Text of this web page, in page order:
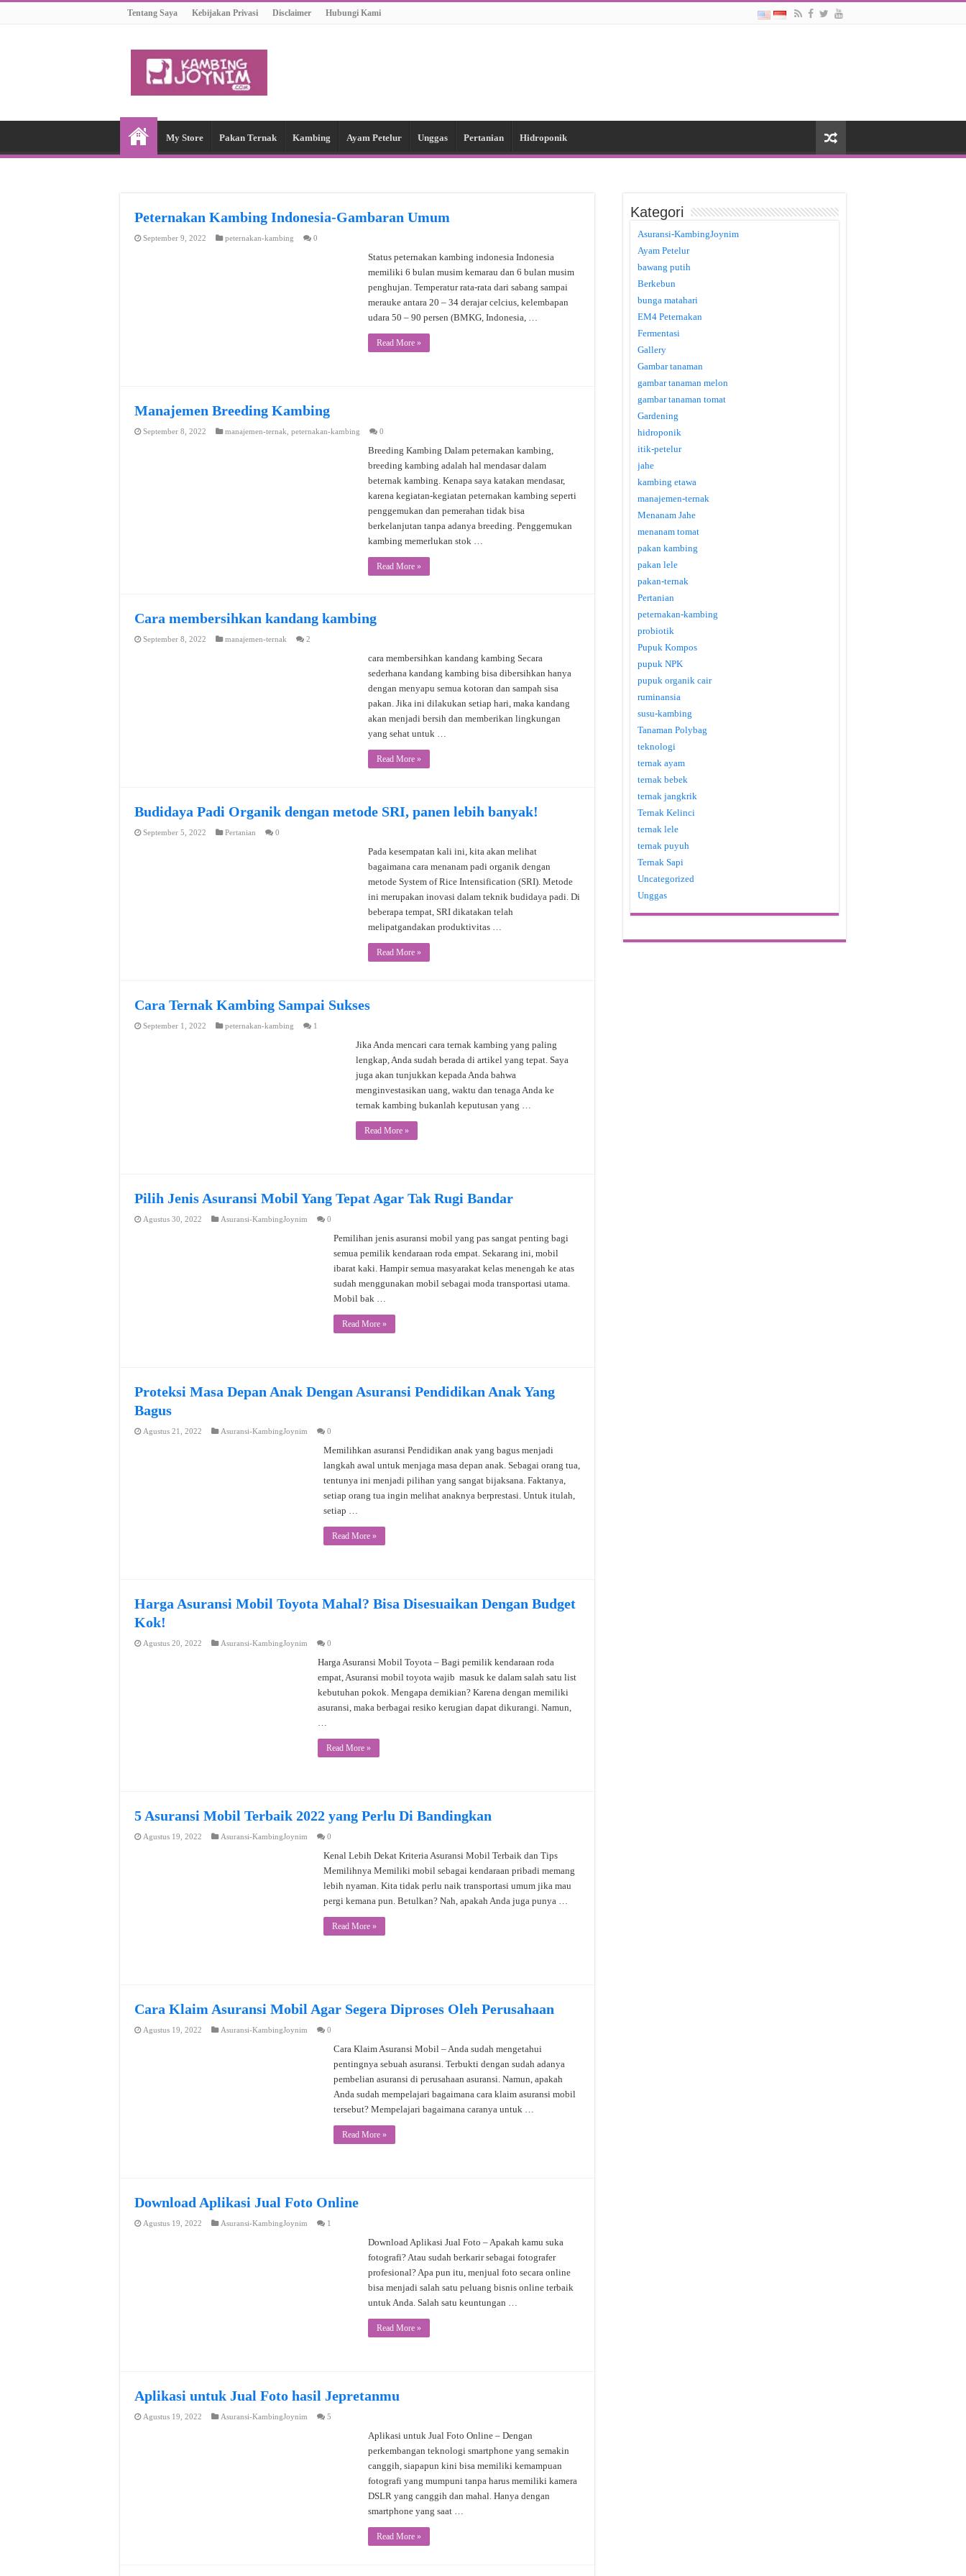
Tentang Saya Kebijakan Privasi Disclaimer Hubungi Kami
My Store Pakan Ternak Kambing Ayam Petelur Unggas Pertanian Hidroponik
Peternakan Kambing Indonesia-Gambaran Umum
September 9, 2022 peternakan-kambing 0
Status peternakan kambing indonesia Indonesia
memiliki 6 bulan musim kemarau dan 6 bulan musim
penghujan. Temperatur rata-rata dari sabang sampai
merauke antara 20 – 34 derajar celcius, kelembapan
udara 50 – 90 persen (BMKG, Indonesia, …
Read More »
Manajemen Breeding Kambing
September 8, 2022 manajemen-ternak peternakan-kambing 0
Breeding Kambing Dalam peternakan kambing,
breeding kambing adalah hal mendasar dalam
beternak kambing. Kenapa saya katakan mendasar,
karena kegiatan-kegiatan peternakan kambing seperti
penggemukan dan pemerahan tidak bisa
berkelanjutan tanpa adanya breeding. Penggemukan
kambing memerlukan stok …
Read More »
Cara membersihkan kandang kambing
September 8, 2022 manajemen-ternak 2
cara membersihkan kandang kambing Secara
sederhana kandang kambing bisa dibersihkan hanya
dengan menyapu semua kotoran dan sampah sisa
pakan. Jika ini dilakukan setiap hari, maka kandang
akan menjadi bersih dan memberikan lingkungan
yang sehat untuk …
Read More »
Budidaya Padi Organik dengan metode SRI, panen lebih banyak!
September 5, 2022 Pertanian 0
Pada kesempatan kali ini, kita akan melihat
bagaimana cara menanam padi organik dengan
metode System of Rice Intensification (SRI). Metode
ini merupakan inovasi dalam teknik budidaya padi. Di
beberapa tempat, SRI dikatakan telah
melipatgandakan produktivitas …
Read More »
Cara Ternak Kambing Sampai Sukses
September 1, 2022 peternakan-kambing 1
Jika Anda mencari cara ternak kambing yang paling
lengkap, Anda sudah berada di artikel yang tepat. Saya
juga akan tunjukkan kepada Anda bahwa
menginvestasikan uang, waktu dan tenaga Anda ke
ternak kambing bukanlah keputusan yang …
Read More »
Pilih Jenis Asuransi Mobil Yang Tepat Agar Tak Rugi Bandar
Agustus 30, 2022 Asuransi-KambingJoynim 0
Pemilihan jenis asuransi mobil yang pas sangat penting bagi
semua pemilik kendaraan roda empat. Sekarang ini, mobil
ibarat kaki. Hampir semua masyarakat kelas menengah ke atas
sudah menggunakan mobil sebagai moda transportasi utama.
Mobil bak …
Read More »
Proteksi Masa Depan Anak Dengan Asuransi Pendidikan Anak Yang
Bagus
Agustus 21, 2022 Asuransi-KambingJoynim 0
Memilihkan asuransi Pendidikan anak yang bagus menjadi
langkah awal untuk menjaga masa depan anak. Sebagai orang tua,
tentunya ini menjadi pilihan yang sangat bijaksana. Faktanya,
setiap orang tua ingin melihat anaknya berprestasi. Untuk itulah,
setiap …
Read More »
Harga Asuransi Mobil Toyota Mahal? Bisa Disesuaikan Dengan Budget
Kok!
Agustus 20, 2022 Asuransi-KambingJoynim 0
Harga Asuransi Mobil Toyota – Bagi pemilik kendaraan roda
empat, Asuransi mobil toyota wajib masuk ke dalam salah satu list
kebutuhan pokok. Mengapa demikian? Karena dengan memiliki
asuransi, maka berbagai resiko kerugian dapat dikurangi. Namun,
…
Read More »
5 Asuransi Mobil Terbaik 2022 yang Perlu Di Bandingkan
Agustus 19, 2022 Asuransi-KambingJoynim 0
Kenal Lebih Dekat Kriteria Asuransi Mobil Terbaik dan Tips
Memilihnya Memiliki mobil sebagai kendaraan pribadi memang
lebih nyaman. Kita tidak perlu naik transportasi umum jika mau
pergi kemana pun. Betulkan? Nah, apakah Anda juga punya …
Read More »
Cara Klaim Asuransi Mobil Agar Segera Diproses Oleh Perusahaan
Agustus 19, 2022 Asuransi-KambingJoynim 0
Cara Klaim Asuransi Mobil – Anda sudah mengetahui
pentingnya sebuah asuransi. Terbukti dengan sudah adanya
pembelian asuransi di perusahaan asuransi. Namun, apakah
Anda sudah mempelajari bagaimana cara klaim asuransi mobil
tersebut? Mempelajari bagaimana caranya untuk …
Read More »
Download Aplikasi Jual Foto Online
Agustus 19, 2022 Asuransi-KambingJoynim 1
Download Aplikasi Jual Foto – Apakah kamu suka
fotografi? Atau sudah berkarir sebagai fotografer
profesional? Apa pun itu, menjual foto secara online
bisa menjadi salah satu peluang bisnis online terbaik
untuk Anda. Salah satu keuntungan …
Read More »
Aplikasi untuk Jual Foto hasil Jepretanmu
Agustus 19, 2022 Asuransi-KambingJoynim 5
Aplikasi untuk Jual Foto Online – Dengan
perkembangan teknologi smartphone yang semakin
canggih, siapapun kini bisa memiliki kemampuan
fotografi yang mumpuni tanpa harus memiliki kamera
DSLR yang canggih dan mahal. Hanya dengan
smartphone yang saat …
Read More »
Kategori
Asuransi-KambingJoynim
Ayam Petelur
bawang putih
Berkebun
bunga matahari
EM4 Peternakan
Fermentasi
Gallery
Gambar tanaman
gambar tanaman melon
gambar tanaman tomat
Gardening
hidroponik
itik-petelur
jahe
kambing etawa
manajemen-ternak
Menanam Jahe
menanam tomat
pakan kambing
pakan lele
pakan-ternak
Pertanian
peternakan-kambing
probiotik
Pupuk Kompos
pupuk NPK
pupuk organik cair
ruminansia
susu-kambing
Tanaman Polybag
teknologi
ternak ayam
ternak bebek
ternak jangkrik
Ternak Kelinci
ternak lele
ternak puyuh
Ternak Sapi
Uncategorized
Unggas